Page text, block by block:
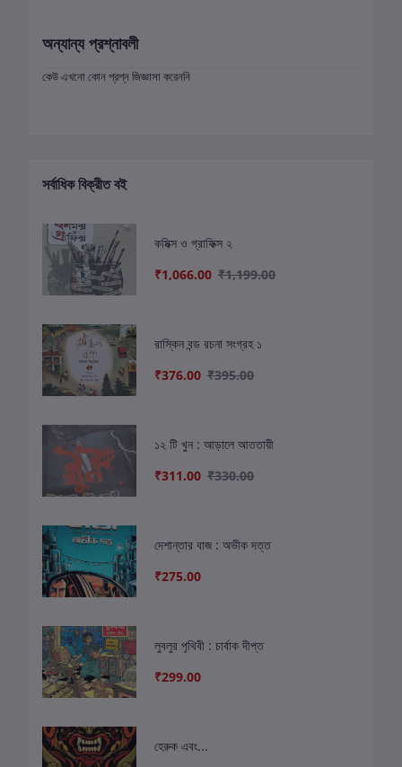
অন্যান্য প্রশ্নাবলী
কেউ এখনো কোন প্রশ্ন জিজ্ঞাসা করেননি
সর্বাধিক বিক্রীত বই
কমিক্স ও গ্রাফিক্স ২
₹1,066.00 ₹1,199.00
রাস্কিন বন্ড রচনা সংগ্রহ ১
₹376.00 ₹395.00
১২ টি খুন : আড়ালে আততায়ী
₹311.00 ₹330.00
দেশান্তার বাজ : অভীক দত্ত
₹275.00
লুবলুর পৃথিবী : চার্বাক দীপ্ত
₹299.00
হেরুক এবং...